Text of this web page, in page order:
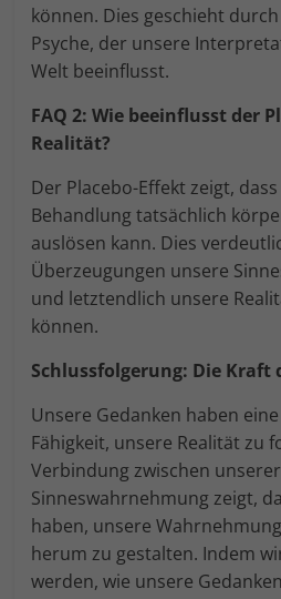
können. Dies geschieht
Psyche, der unsere
Welt beeinflusst.
FAQ 2: Wie beeinflusst der
Realität?
Der Placebo-Effekt zeigt,
Behandlung tatsächlich
auslösen kann. Dies
Überzeugungen unsere
und letztendlich unsere
können.
Schlussfolgerung: Die Kraft
Unsere Gedanken haben
Fähigkeit, unsere Realität zu
Verbindung zwischen
Sinneswahrnehmung zeigt,
haben, unsere
herum zu gestalten. Indem
werden, wie unsere